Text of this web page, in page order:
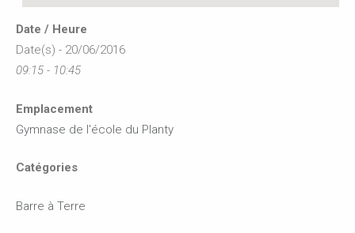
Date / Heure
Date(s) - 20/06/2016
09:15 - 10:45
Emplacement
Gymnase de l'école du Planty
Catégories
Barre à Terre